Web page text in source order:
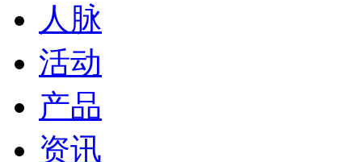
人脉
活动
产品
资讯